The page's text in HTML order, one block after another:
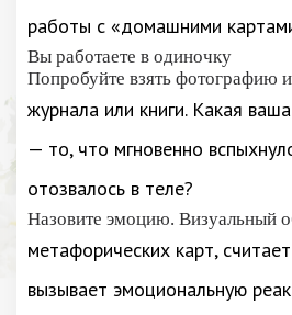
работы с «домашними
Вы работаете в одиночку
Попробуйте взять фотографию
журнала или книги. Какая
— то, что мгновенно
отозвалось в теле?
Назовите эмоцию. Визуальный
метафорических карт,
вызывает эмоциональную